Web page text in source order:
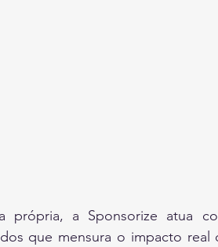
própria, a Sponsorize atua
que mensura o impacto